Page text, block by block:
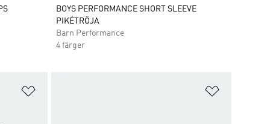
BOYS PERFORMANCE SHORT SLEEVE
PIKÉTRÖJA
Barn Performance
4 färger